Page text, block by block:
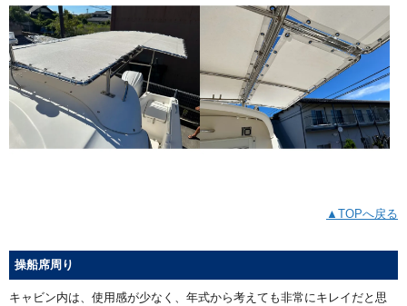
▲TOPへ戻る
操船席周り
キャビン内は、使用感が少なく、年式から考えても非常にキレイだと思